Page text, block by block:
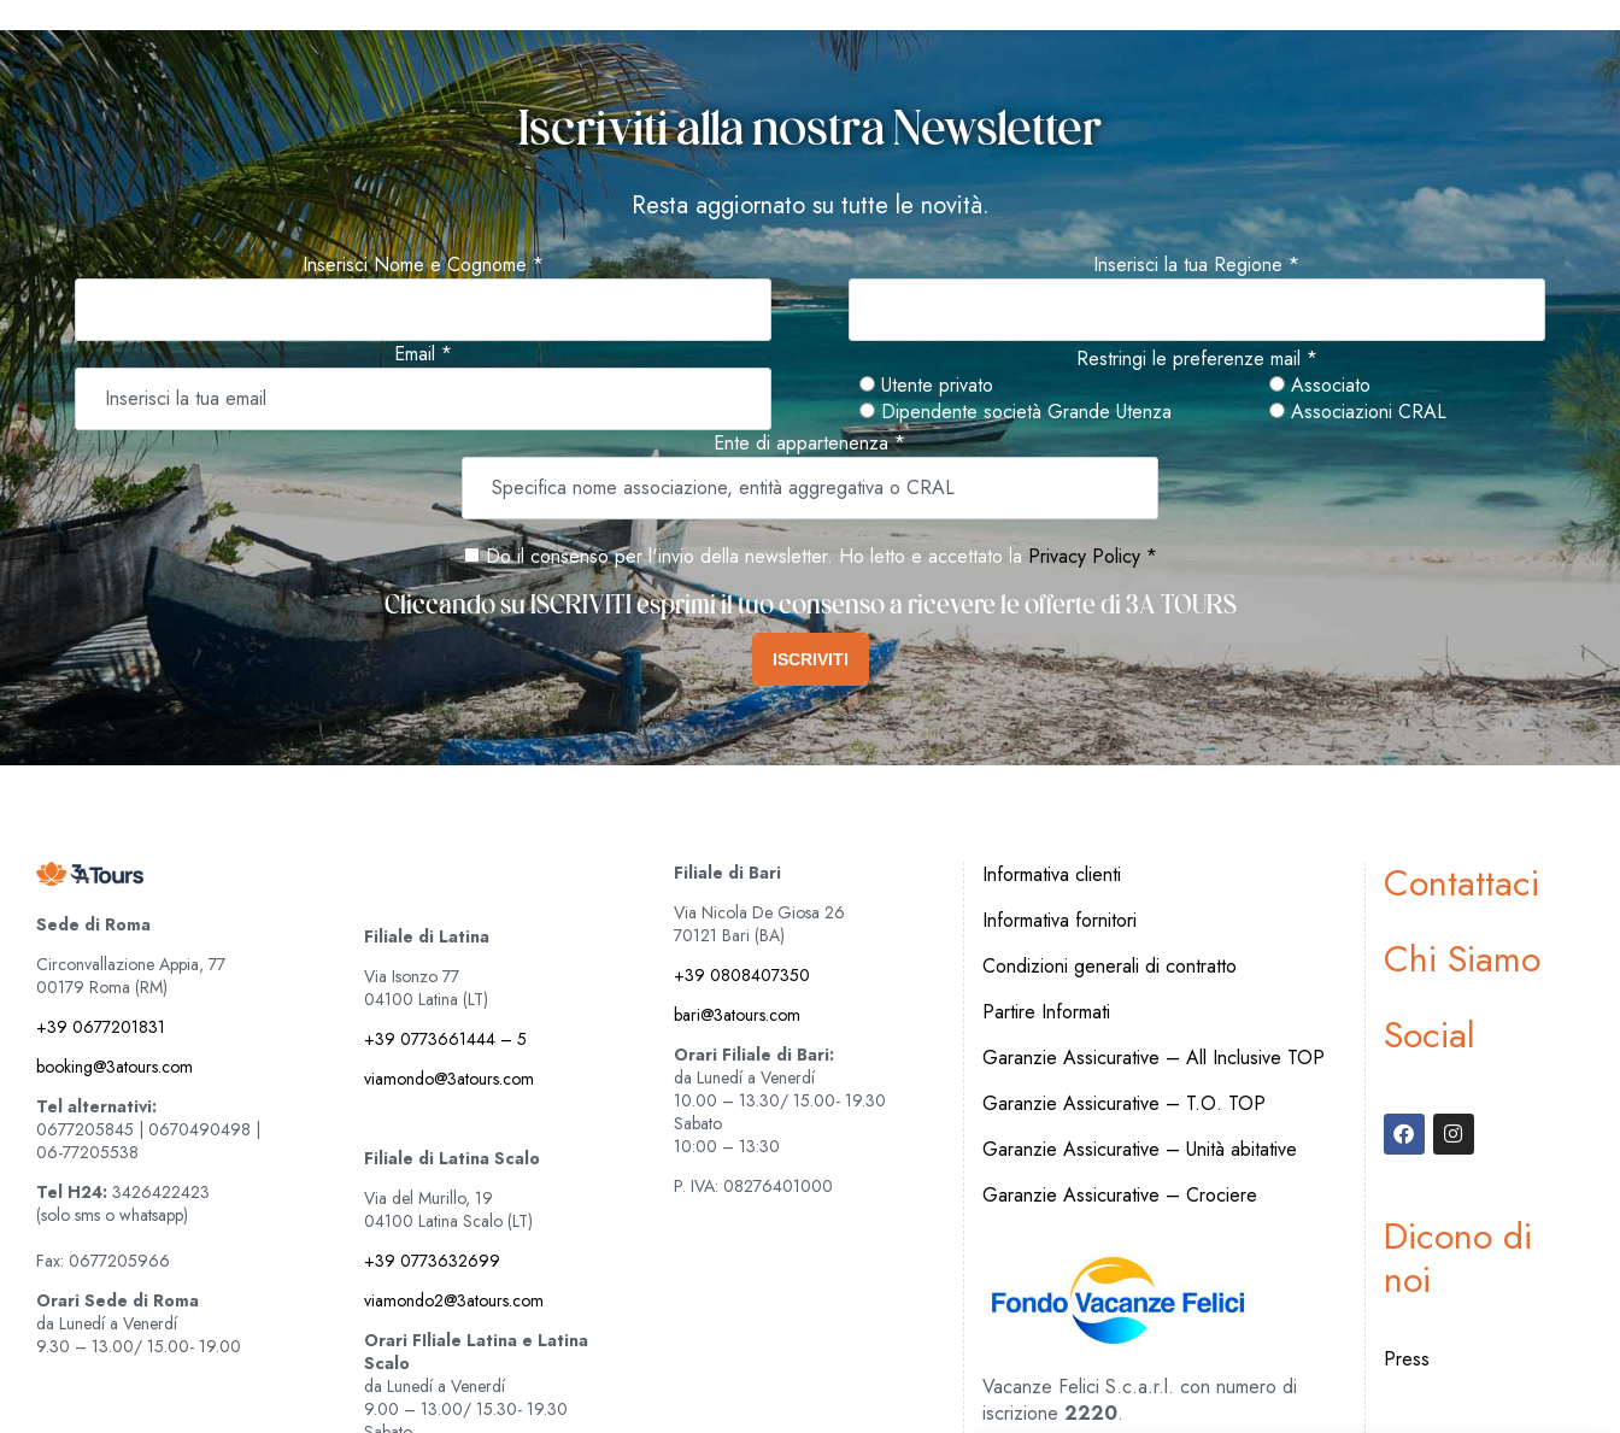
Iscriviti alla nostra Newsletter
Resta aggiornato su tutte le novità.
Inserisci Nome e Cognome * Inserisci la tua Regione *
Email *
Restringi le preferenze mail *
Utente privato
Associato
Dipendente società Grande Utenza
Associazioni CRAL
Ente di appartenenza *
Do il consenso per l'invio della newsletter. Ho letto e accettato la Privacy Policy *
Cliccando su ISCRIVITI esprimi il tuo consenso a ricevere le offerte di 3A TOURS
ISCRIVITI
Sede di Roma
Circonvallazione Appia, 77
00179 Roma (RM)
+39 0677201831
booking@3atours.com
Tel alternativi:
0677205845 | 0670490498 |
06-77205538
Tel H24: 3426422423
(solo sms o whatsapp)
Fax: 0677205966
Orari Sede di Roma
da Lunedí a Venerdí
9.30 – 13.00/ 15.00- 19.00
Filiale di Latina
Via Isonzo 77
04100 Latina (LT)
+39 0773661444 – 5
viamondo@3atours.com
Filiale di Latina Scalo
Via del Murillo, 19
04100 Latina Scalo (LT)
+39 0773632699
viamondo2@3atours.com
Orari FIliale Latina e Latina
Scalo
da Lunedí a Venerdí
9.00 – 13.00/ 15.30- 19.30
Filiale di Bari
Via Nicola De Giosa 26
70121 Bari (BA)
+39 0808407350
bari@3atours.com
Orari Filiale di Bari:
da Lunedí a Venerdí
10.00 – 13.30/ 15.00- 19.30
Sabato
10:00 – 13:30
P. IVA: 08276401000
Informativa clienti
Informativa fornitori
Condizioni generali di contratto
Partire Informati
Garanzie Assicurative – All Inclusive TOP
Garanzie Assicurative – T.O. TOP
Garanzie Assicurative – Unità abitative
Garanzie Assicurative – Crociere
Vacanze Felici S.c.a.r.l. con numero di
iscrizione2220.
Contattaci
Chi Siamo
Social
Dicono di
noi
Press